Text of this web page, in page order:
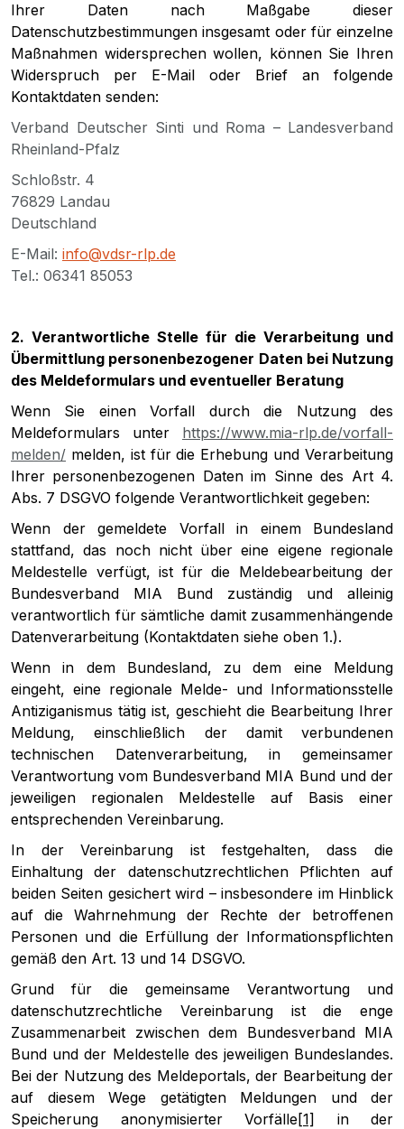
Ihrer Daten nach Maßgabe dieser
Datenschutzbestimmungen insgesamt oder für einzelne
Maßnahmen widersprechen wollen, können Sie Ihren
Widerspruch per E-Mail oder Brief an folgende
Kontaktdaten senden:
Verband Deutscher Sinti und Roma – Landesverband
Rheinland-Pfalz
Schloßstr. 4
76829 Landau
Deutschland
E-Mail: info@vdsr-rlp.de
Tel.: 06341 85053
2. Verantwortliche Stelle für die Verarbeitung und
Übermittlung personenbezogener Daten bei Nutzung
des Meldeformulars und eventueller Beratung
Wenn Sie einen Vorfall durch die Nutzung des
Meldeformulars unter
https://www.mia-rlp.de/vorfall-
melden/ melden, ist für die Erhebung und Verarbeitung
Ihrer personenbezogenen Daten im Sinne des Art 4.
Abs. 7 DSGVO folgende Verantwortlichkeit gegeben:
Wenn der gemeldete Vorfall in einem Bundesland
stattfand, das noch nicht über eine eigene regionale
Meldestelle verfügt, ist für die Meldebearbeitung der
Bundesverband MIA Bund zuständig und alleinig
verantwortlich für sämtliche damit zusammenhängende
Datenverarbeitung (Kontaktdaten siehe oben 1.).
Wenn in dem Bundesland, zu dem eine Meldung
eingeht, eine regionale Melde- und Informationsstelle
Antiziganismus tätig ist, geschieht die Bearbeitung Ihrer
Meldung, einschließlich der damit verbundenen
technischen Datenverarbeitung, in gemeinsamer
Verantwortung vom Bundesverband MIA Bund und der
jeweiligen regionalen Meldestelle auf Basis einer
entsprechenden Vereinbarung.
In der Vereinbarung ist festgehalten, dass die
Einhaltung der datenschutzrechtlichen Pflichten auf
beiden Seiten gesichert wird – insbesondere im Hinblick
auf die Wahrnehmung der Rechte der betroffenen
Personen und die Erfüllung der Informationspflichten
gemäß den Art. 13 und 14 DSGVO.
Grund für die gemeinsame Verantwortung und
datenschutzrechtliche Vereinbarung ist die enge
Zusammenarbeit zwischen dem Bundesverband MIA
Bund und der Meldestelle des jeweiligen Bundeslandes.
Bei der Nutzung des Meldeportals, der Bearbeitung der
auf diesem Wege getätigten Meldungen und der
Speicherung anonymisierter Vorfälle[1]
in der